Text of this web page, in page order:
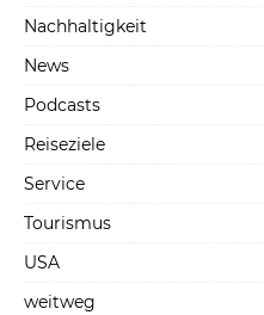
Nachhaltigkeit
News
Podcasts
Reiseziele
Service
Tourismus
USA
weitweg